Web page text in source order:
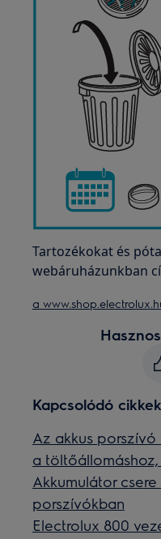
Tartozékokat és
webáruházunkban
a
Kapcsolódó cikkek
Az akkus
a
Akkumulátor
porszívókban
Electrolux 800